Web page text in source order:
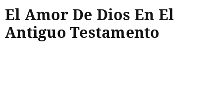
El Amor De Dios En El
Antiguo Testamento